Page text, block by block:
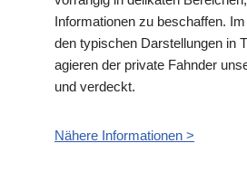
Informationen zu beschaffen.
den typischen Darstellungen in
agieren der private Fahnder
und verdeckt.
Nähere Informationen >